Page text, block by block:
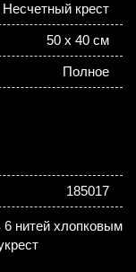
Несчетный крест
50 х 40 см
Полное
185017
нитей хлопковым